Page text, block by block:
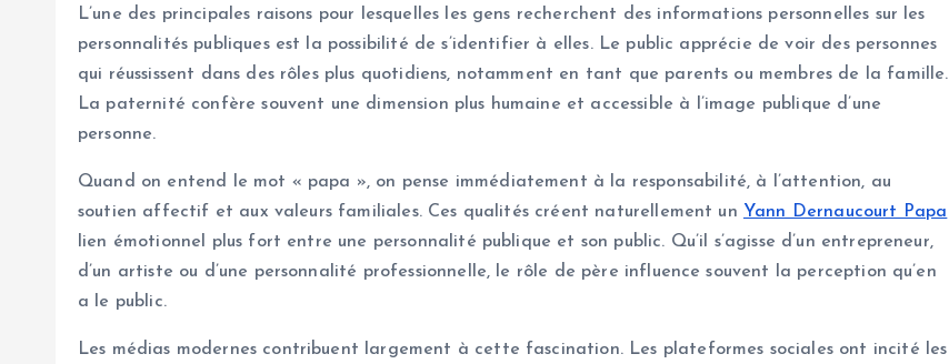
L’une des principales raisons pour lesquelles les gens recherchent des informations personnelles sur les
personnalités publiques est la possibilité de s’identifier à elles. Le public apprécie de voir des personnes
qui réussissent dans des rôles plus quotidiens, notamment en tant que parents ou membres de la famille.
La paternité confère souvent une dimension plus humaine et accessible à l’image publique d’une
personne.
Quand on entend le mot « papa », on pense immédiatement à la responsabilité, à l’attention, au
soutien affectif et aux valeurs familiales. Ces qualités créent naturellement un Yann Dernaucourt Papa
lien émotionnel plus fort entre une personnalité publique et son public. Qu’il s’agisse d’un entrepreneur,
d’un artiste ou d’une personnalité professionnelle, le rôle de père influence souvent la perception qu’en
a le public.
Les médias modernes contribuent largement à cette fascination. Les plateformes sociales ont incité les